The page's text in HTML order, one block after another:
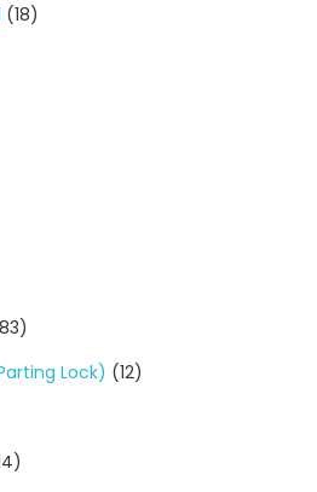
(18)
Lock) (12)